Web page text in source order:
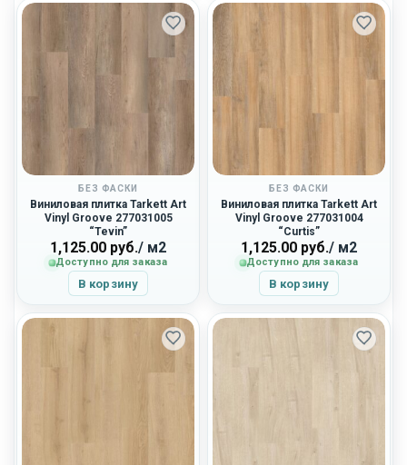
БЕЗ ФАСКИ
Виниловая плитка Tarkett Art
Vinyl Groove 277031005
“Tevin”
1,125.00 руб./ м2
Доступно для заказа
В корзину
БЕЗ ФАСКИ
Виниловая плитка Tarkett Art
Vinyl Groove 277031004
“Curtis”
1,125.00 руб./ м2
Доступно для заказа
В корзину